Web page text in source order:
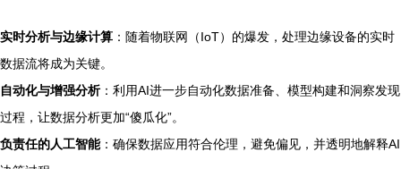
实时分析与边缘计算 ：随着物联网（IoT）的爆发，处理边缘设备的实时
数据流将成为关键。
自动化与增强分析：利用AI进一步自动化数据准备、模型构建和洞察发现
过程，让数据分析更加“傻瓜化”。
负责任的人工智能：确保数据应用符合伦理，避免偏见，并透明地解释AI